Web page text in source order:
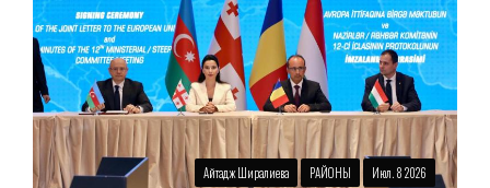
Айтадж Ширалиева РАЙОНЫ Июл. 8 2026